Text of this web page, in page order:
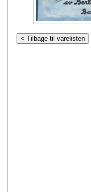
< Tilbage til varelisten